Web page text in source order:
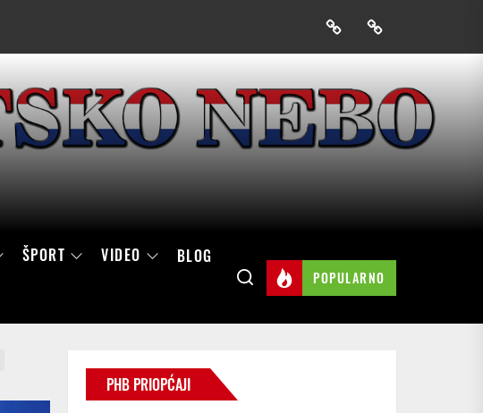
PrijavakSkini
mobilnu
Hrvatskog
neba
ŠPORT VIDEO BLOG
POPULARNO
PHB PRIOPĆAJI